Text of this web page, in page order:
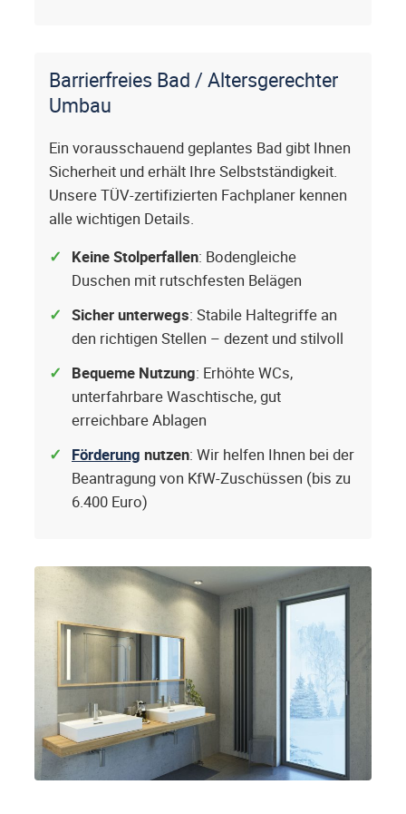
Barrierfreies Bad / Altersgerechter
Umbau
Ein vorausschauend geplantes Bad gibt Ihnen
Sicherheit und erhält Ihre Selbstständigkeit.
Unsere TÜV-zertifizierten Fachplaner kennen
alle wichtigen Details.
Keine Stolperfallen: Bodengleiche
Duschen mit rutschfesten Belägen
Sicher unterwegs: Stabile Haltegriffe an
den richtigen Stellen – dezent und stilvoll
Bequeme Nutzung: Erhöhte WCs,
unterfahrbare Waschtische, gut
erreichbare Ablagen
Förderung nutzen: Wir helfen Ihnen bei der
Beantragung von KfW-Zuschüssen (bis zu
6.400 Euro)